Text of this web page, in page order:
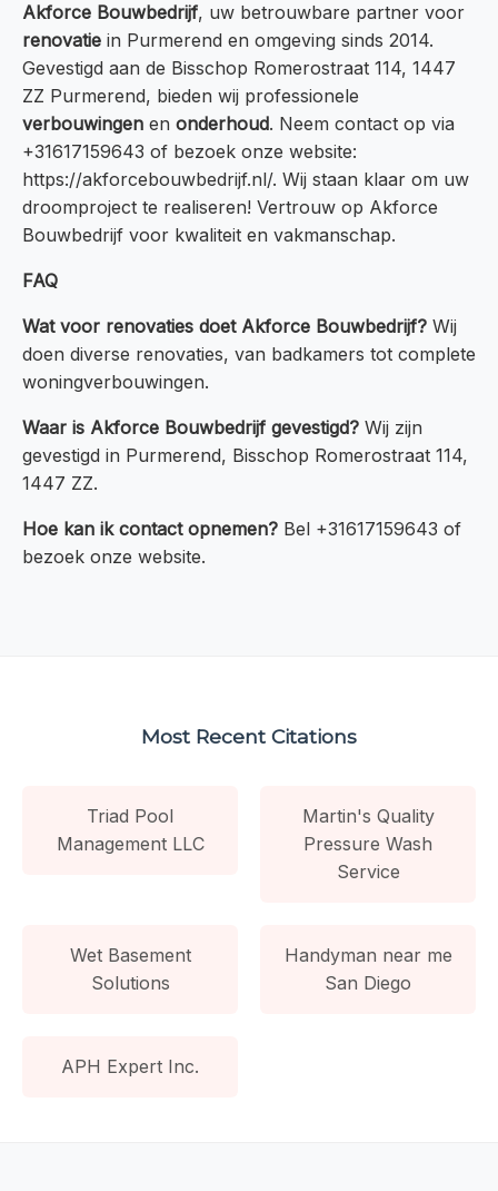
Akforce Bouwbedrijf, uw betrouwbare partner voor
renovatie in Purmerend en omgeving sinds 2014.
Gevestigd aan de Bisschop Romerostraat 114, 1447
ZZ Purmerend, bieden wij professionele
verbouwingen en onderhoud. Neem contact op via
+31617159643 of bezoek onze website:
https://akforcebouwbedrijf.nl/. Wij staan klaar om uw
droomproject te realiseren! Vertrouw op Akforce
Bouwbedrijf voor kwaliteit en vakmanschap.
FAQ
Wat voor renovaties doet Akforce Bouwbedrijf? Wij
doen diverse renovaties, van badkamers tot complete
woningverbouwingen.
Waar is Akforce Bouwbedrijf gevestigd? Wij zijn
gevestigd in Purmerend, Bisschop Romerostraat 114,
1447 ZZ.
Hoe kan ik contact opnemen? Bel +31617159643 of
bezoek onze website.
Most Recent Citations
Triad Pool
Management LLC
Martin's Quality
Pressure Wash
Service
Wet Basement
Solutions
Handyman near me
San Diego
APH Expert Inc.